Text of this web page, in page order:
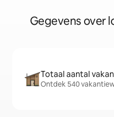
Gegevens over
Totaal aantal
Ontdek 540